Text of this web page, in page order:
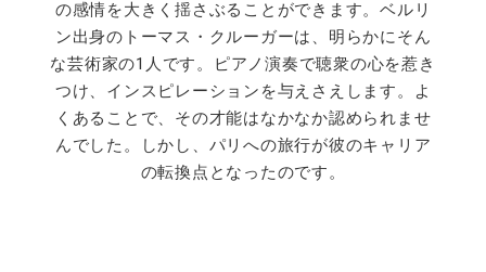
の感情を大きく揺さぶることができます。ベルリ
ン出身のトーマス・クルーガーは、明らかにそん
な芸術家の1人です。ピアノ演奏で聴衆の心を惹き
つけ、インスピレーションを与えさえします。よ
くあることで、その才能はなかなか認められませ
んでした。しかし、パリへの旅行が彼のキャリア
の転換点となったのです。